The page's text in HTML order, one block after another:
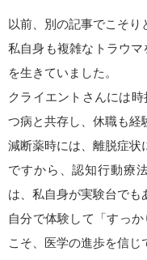
以前、別の記事でこそり
私自身も複雑なトラウ
を生きていました。
クライエントさんには
つ病と共存し、休職も経
減断薬時には、離脱症状
ですから、認知行動療
は、私自身が実験台でも
自分で体験して「すっ
こそ、医学の進歩を信じ